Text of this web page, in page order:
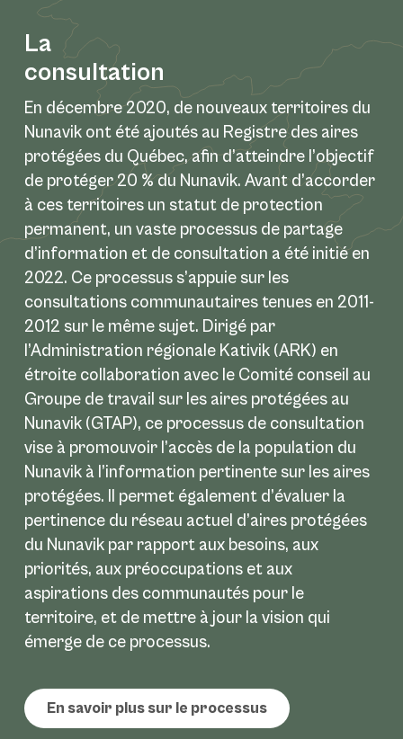
La
consultation
En décembre 2020, de nouveaux territoires du
Nunavik ont été ajoutés au Registre des aires
protégées du Québec, afin d’atteindre l’objectif
de protéger 20 % du Nunavik. Avant d’accorder
à ces territoires un statut de protection
permanent, un vaste processus de partage
d’information et de consultation a été initié en
2022. Ce processus s’appuie sur les
consultations communautaires tenues en 2011-
2012 sur le même sujet. Dirigé par
l’Administration régionale Kativik (ARK) en
étroite collaboration avec le Comité conseil au
Groupe de travail sur les aires protégées au
Nunavik (GTAP), ce processus de consultation
vise à promouvoir l’accès de la population du
Nunavik à l’information pertinente sur les aires
protégées. Il permet également d’évaluer la
pertinence du réseau actuel d’aires protégées
du Nunavik par rapport aux besoins, aux
priorités, aux préoccupations et aux
aspirations des communautés pour le
territoire, et de mettre à jour la vision qui
émerge de ce processus.
En savoir plus sur le processus